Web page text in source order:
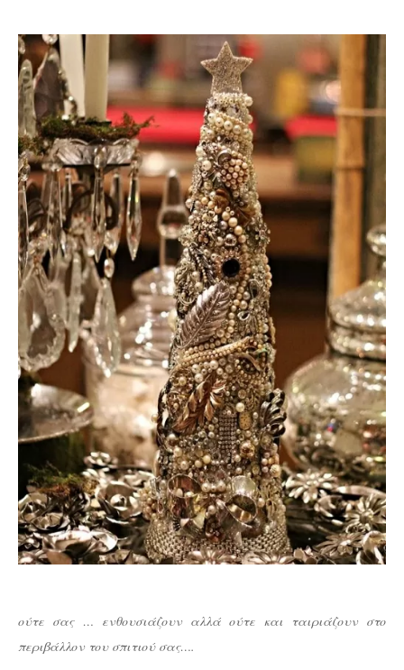
ούτε σας … ενθουσιάζουν αλλά ούτε και ταιριάζουν στο
περιβάλλον του σπιτιού σας….